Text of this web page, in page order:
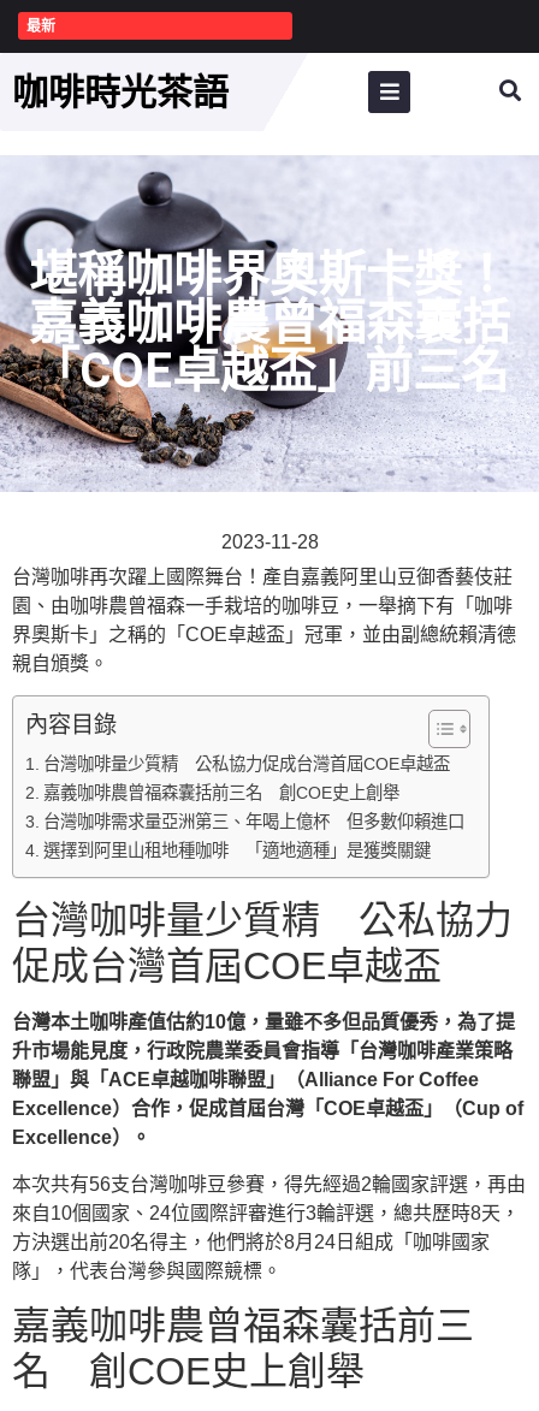
最新
咖啡時光茶語
堪稱咖啡界奧斯卡獎！
嘉義咖啡農曾福森囊括
「COE卓越盃」前三名
2023-11-28
台灣咖啡再次躍上國際舞台！產自嘉義阿里山豆御香藝伎莊
園、由咖啡農曾福森一手栽培的咖啡豆，一舉摘下有「咖啡
界奧斯卡」之稱的「COE卓越盃」冠軍，並由副總統賴清德
親自頒獎。
內容目錄
台灣咖啡量少質精 公私協力促成台灣首屆COE卓越盃
嘉義咖啡農曾福森囊括前三名 創COE史上創舉
台灣咖啡需求量亞洲第三、年喝上億杯 但多數仰賴進口
選擇到阿里山租地種咖啡 「適地適種」是獲獎關鍵
台灣咖啡量少質精 公私協力
促成台灣首屆COE卓越盃
台灣本土咖啡產值估約10億，量雖不多但品質優秀，為了提
升市場能見度，行政院農業委員會指導「台灣咖啡產業策略
聯盟」與「ACE卓越咖啡聯盟」（Alliance For Coffee
Excellence）合作，促成首屆台灣「COE卓越盃」（Cup of
Excellence）。
本次共有56支台灣咖啡豆參賽，得先經過2輪國家評選，再由
來自10個國家、24位國際評審進行3輪評選，總共歷時8天，
方決選出前20名得主，他們將於8月24日組成「咖啡國家
隊」，代表台灣參與國際競標。
嘉義咖啡農曾福森囊括前三
名 創COE史上創舉